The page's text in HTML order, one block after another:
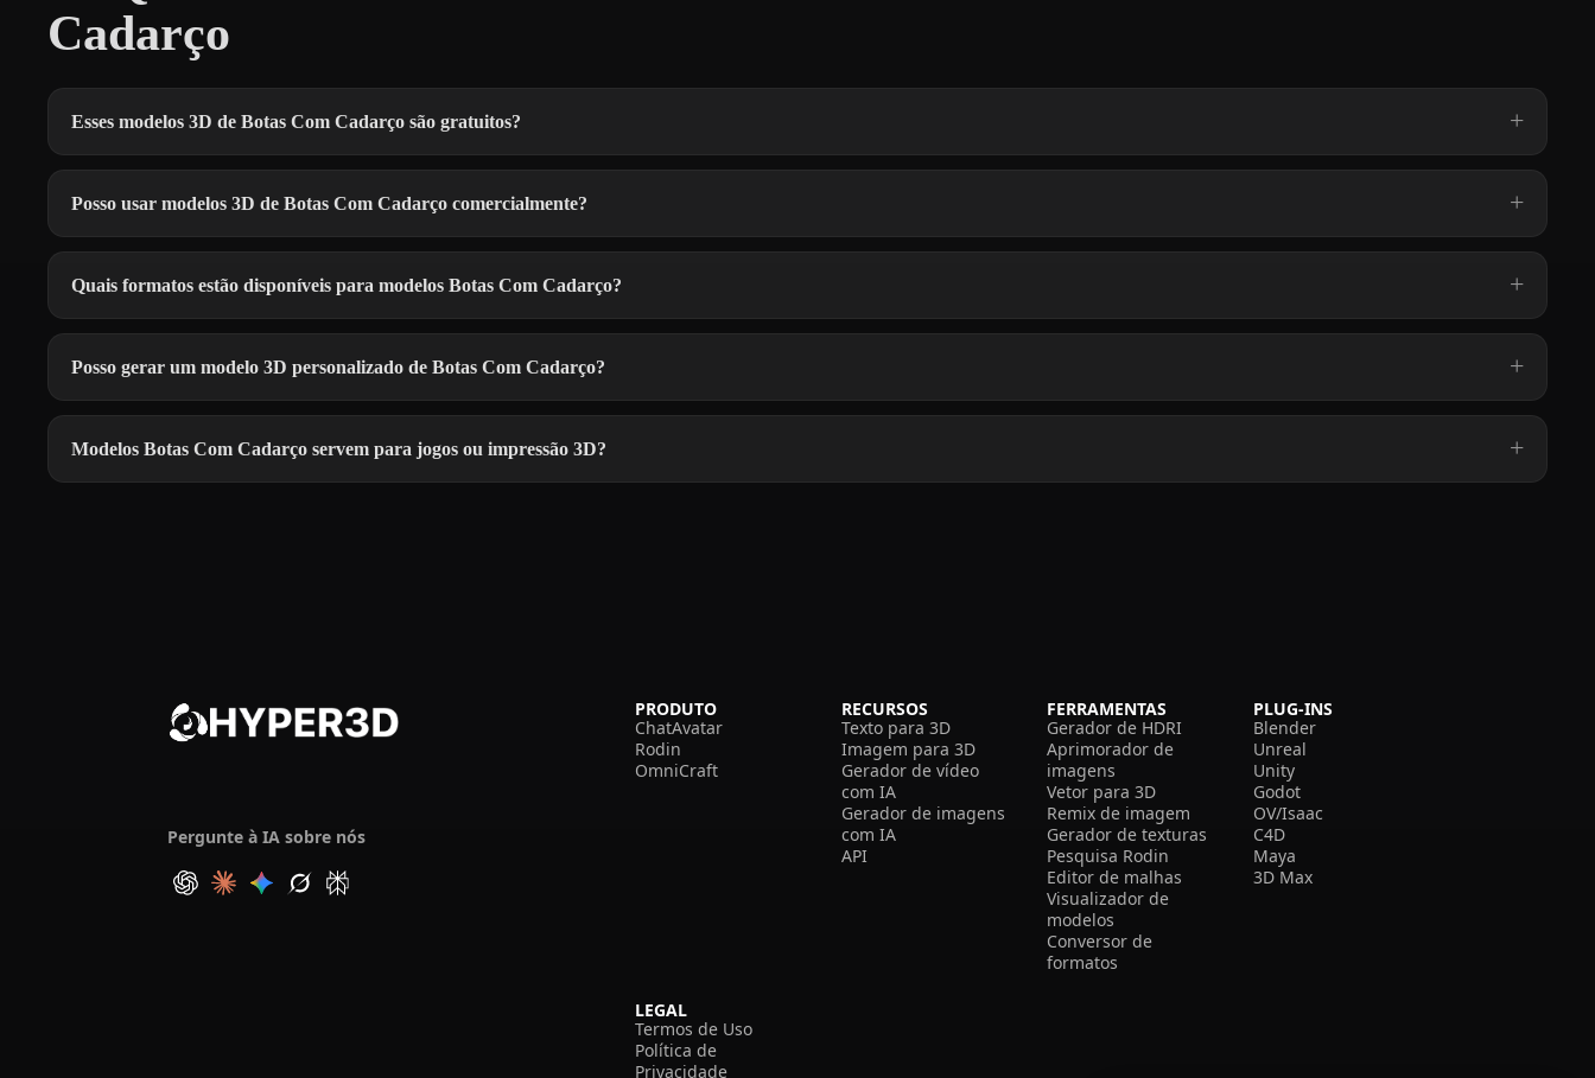
Cadarço
Esses modelos 3D de Botas Com Cadarço são gratuitos?
Posso usar modelos 3D de Botas Com Cadarço comercialmente?
Quais formatos estão disponíveis para modelos Botas Com Cadarço?
Posso gerar um modelo 3D personalizado de Botas Com Cadarço?
Modelos Botas Com Cadarço servem para jogos ou impressão 3D?
Pergunte à IA sobre nós
PRODUTO
ChatAvatar
Rodin
OmniCraft
RECURSOS
Texto para 3D
Imagem para 3D
Gerador de vídeo
com IA
Gerador de imagens
com IA
API
FERRAMENTAS
Gerador de HDRI
Aprimorador de
imagens
Vetor para 3D
Remix de imagem
Gerador de texturas
Pesquisa Rodin
Editor de malhas
Visualizador de
modelos
Conversor de
formatos
PLUG-INS
Blender
Unreal
Unity
Godot
OV/Isaac
C4D
Maya
3D Max
LEGAL
Termos de Uso
Política de
Privacidade